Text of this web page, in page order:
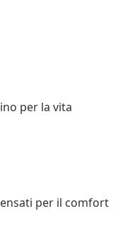
per la vita
per il comfort